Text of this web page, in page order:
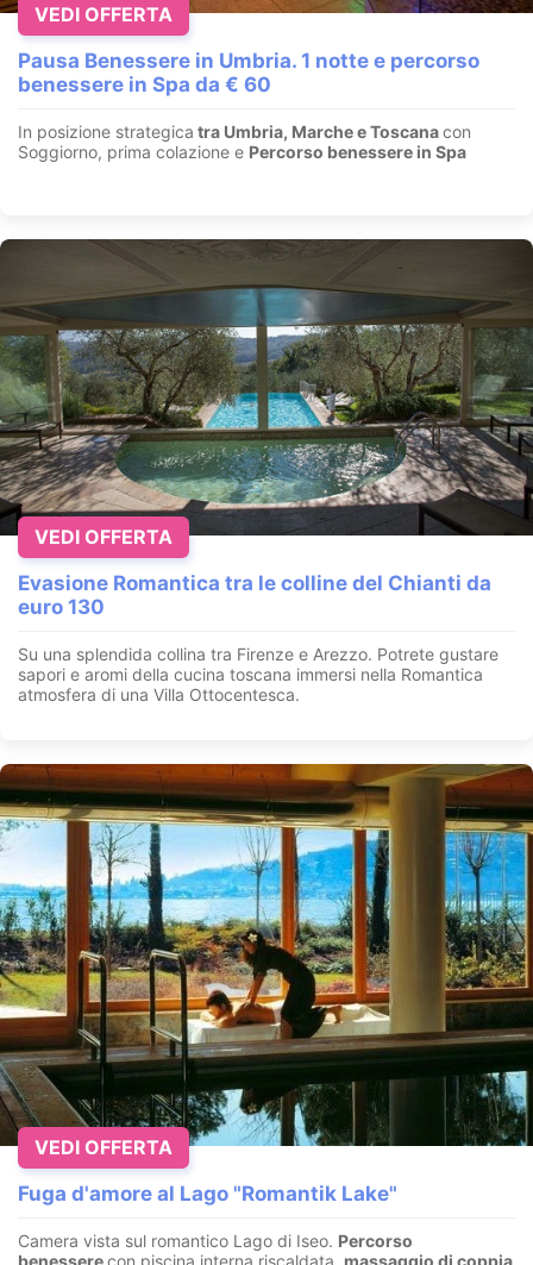
Pausa Benessere in Umbria. 1 notte e percorso
benessere in Spa da € 60
In posizione strategica tra Umbria, Marche e Toscanacon
Soggiorno, prima colazione e Percorso benessere in Spa
VEDI OFFERTA
Evasione Romantica tra le colline del Chianti da
euro 130
Su una splendida collina tra Firenze e Arezzo. Potrete gustare
sapori e aromi della cucina toscana immersi nella Romantica
atmosfera di una Villa Ottocentesca.
VEDI OFFERTA
Fuga d'amore al Lago "Romantik Lake"
Camera vista sul romantico Lago di Iseo. Percorso
VEDI OFFERTA